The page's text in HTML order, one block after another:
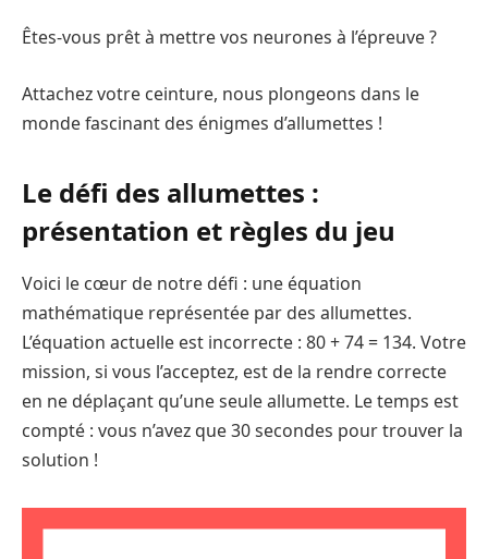
Êtes-vous prêt à mettre vos neurones à l’épreuve ?
Attachez votre ceinture, nous plongeons dans le
monde fascinant des énigmes d’allumettes !
Le défi des allumettes :
présentation et règles du jeu
Voici le cœur de notre défi : une équation
mathématique représentée par des allumettes.
L’équation actuelle est incorrecte : 80 + 74 = 134. Votre
mission, si vous l’acceptez, est de la rendre correcte
en ne déplaçant qu’une seule allumette. Le temps est
compté : vous n’avez que 30 secondes pour trouver la
solution !